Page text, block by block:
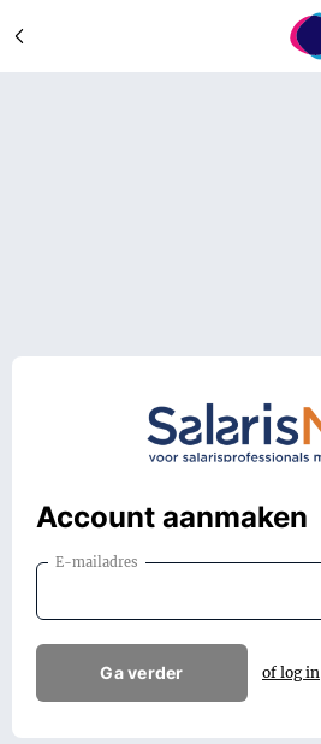
Account aanmaken
E-mailadres
Ga verder of log in